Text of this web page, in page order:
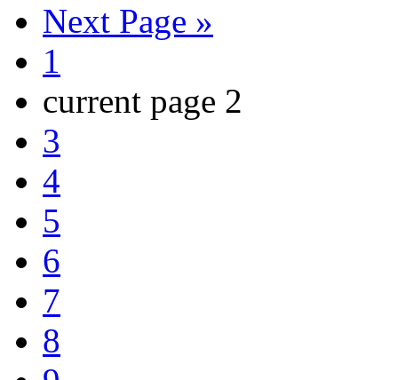
Next Page »
1
current page 2
3
4
5
6
7
8